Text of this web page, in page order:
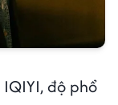
độ phổ